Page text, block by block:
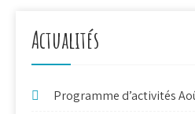
Actualités
Programme d’activités